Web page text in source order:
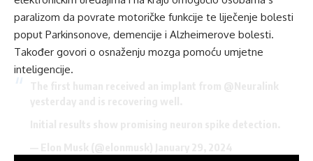
paralizom da povrate motoričke funkcije te liječenje bolesti
poput Parkinsonove, demencije i Alzheimerove bolesti.
Također govori o osnaženju mozga pomoću umjetne
inteligencije.